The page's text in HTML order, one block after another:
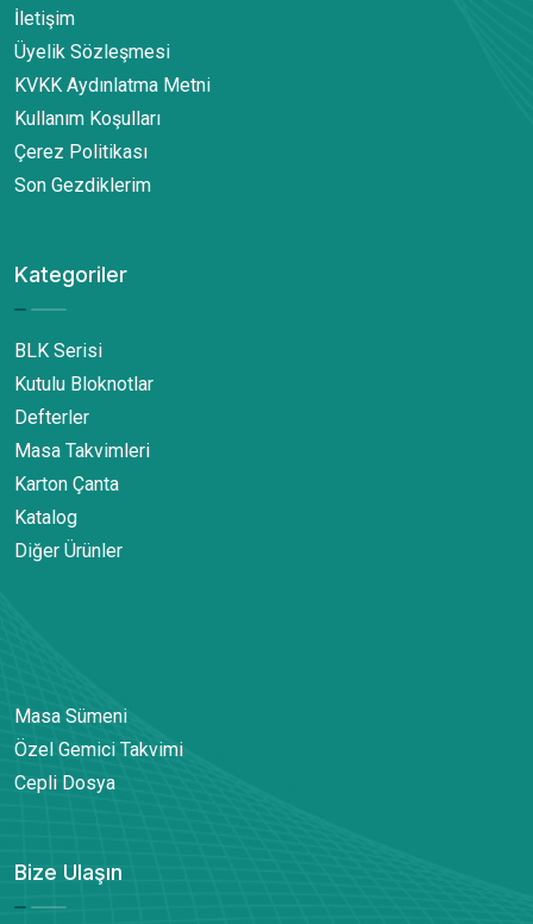
İletişim
Üyelik Sözleşmesi
KVKK Aydınlatma Metni
Kullanım Koşulları
Çerez Politikası
Son Gezdiklerim
Kategoriler
BLK Serisi
Kutulu Bloknotlar
Defterler
Masa Takvimleri
Karton Çanta
Katalog
Diğer Ürünler
Masa Sümeni
Özel Gemici Takvimi
Cepli Dosya
Bize Ulaşın